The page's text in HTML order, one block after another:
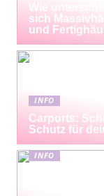
Wie
sich
und
INFO
Carports:
Schutz für
INFO